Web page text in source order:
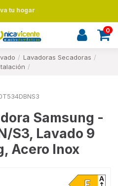
tu hogar
0
Lavadoras Secadoras
Samsung -
S3, Lavado 9
Acero Inox